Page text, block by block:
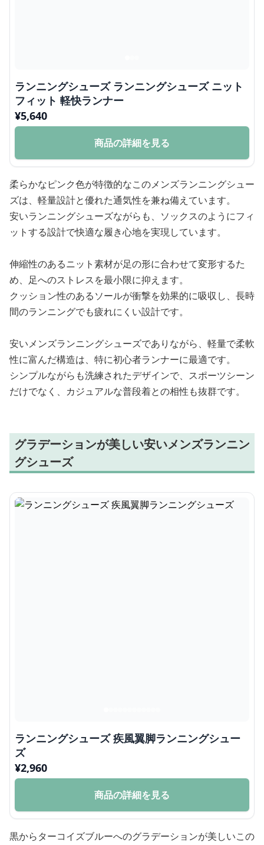
ランニングシューズ ランニングシューズ ニット
フィット 軽快ランナー
¥5,640
商品の詳細を見る
柔らかなピンク色が特徴的なこのメンズランニングシュー
ズは、軽量設計と優れた通気性を兼ね備えています。
安いランニングシューズながらも、ソックスのようにフィ
ットする設計で快適な履き心地を実現しています。
伸縮性のあるニット素材が足の形に合わせて変形するた
め、足へのストレスを最小限に抑えます。
クッション性のあるソールが衝撃を効果的に吸収し、長時
間のランニングでも疲れにくい設計です。
安いメンズランニングシューズでありながら、軽量で柔軟
性に富んだ構造は、特に初心者ランナーに最適です。
シンプルながらも洗練されたデザインで、スポーツシーン
だけでなく、カジュアルな普段着との相性も抜群です。
グラデーションが美しい安いメンズランニン
グシューズ
ランニングシューズ 疾風翼脚ランニングシュー
ズ
¥2,960
商品の詳細を見る
黒からターコイズブルーへのグラデーションが美しいこの